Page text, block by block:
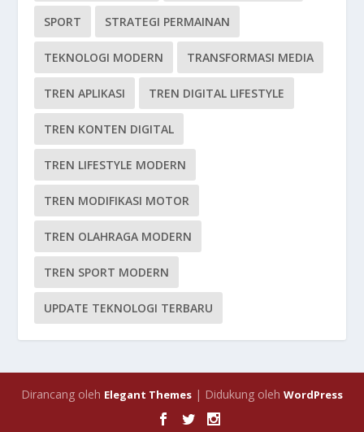
SPORT STRATEGI PERMAINAN
TEKNOLOGI MODERN TRANSFORMASI MEDIA
TREN APLIKASI TREN DIGITAL LIFESTYLE
TREN KONTEN DIGITAL
TREN LIFESTYLE MODERN
TREN MODIFIKASI MOTOR
TREN OLAHRAGA MODERN
TREN SPORT MODERN
UPDATE TEKNOLOGI TERBARU
Dirancang oleh Elegant Themes | Didukung oleh WordPress